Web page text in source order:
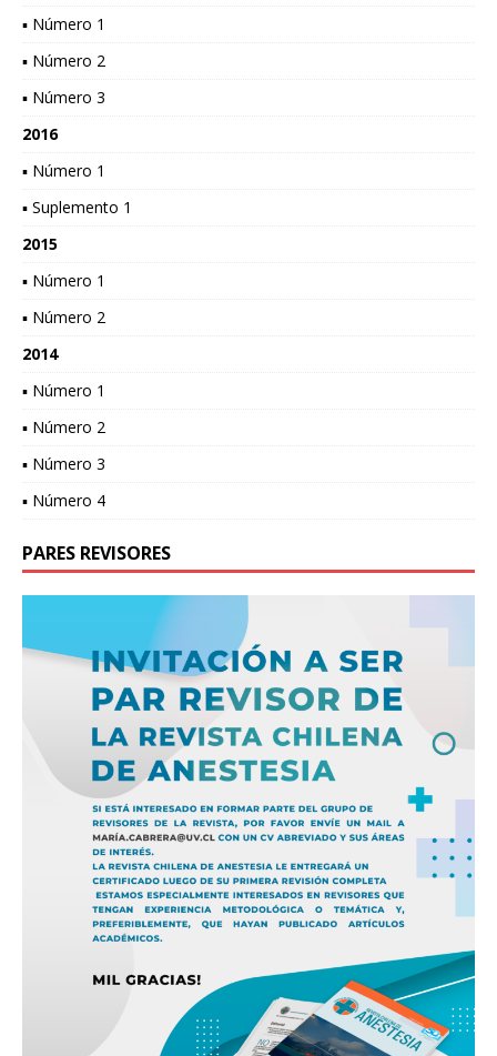
▪ Número 1
▪ Número 2
▪ Número 3
2016
▪ Número 1
▪ Suplemento 1
2015
▪ Número 1
▪ Número 2
2014
▪ Número 1
▪ Número 2
▪ Número 3
▪ Número 4
PARES REVISORES